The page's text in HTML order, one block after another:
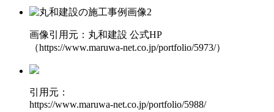
画像引用元：丸和建設 公式HP
（https://www.maruwa-net.co.jp/portfolio/5973/）
引用元：
https://www.maruwa-net.co.jp/portfolio/5988/